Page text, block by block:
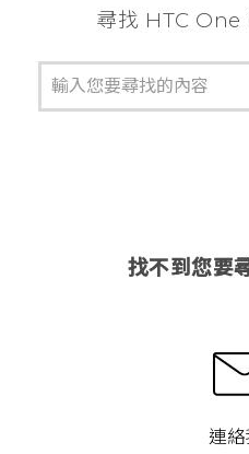
尋找 HTC One
找不到您要
連